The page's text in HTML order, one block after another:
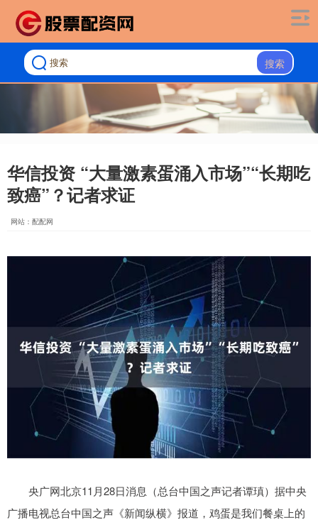
搜索
华信投资 “大量激素蛋涌入市场”“长期吃
致癌”？记者求证
网站：配配网
央广网北京11月28日消息（总台中国之声记者谭瑱）据中央
广播电视总台中国之声《新闻纵横》报道，鸡蛋是我们餐桌上的